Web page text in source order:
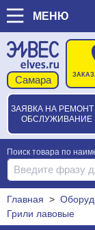
МЕНЮ
ЗАЯВКА НА РЕМОНТ
ОБСЛУЖИВАНИЕ
Поиск товара по
Главная >
Грили лавовые